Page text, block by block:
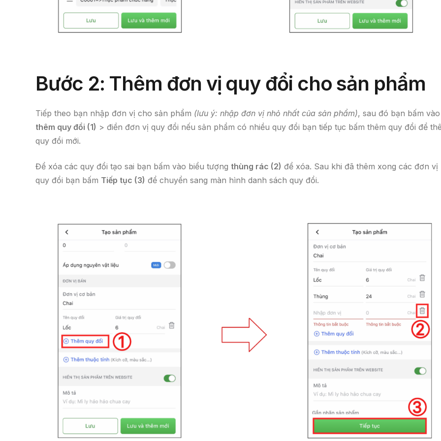
Bước 2: Thêm đơn vị quy đổi cho sản phẩm
Tiếp theo bạn nhập đơn vị cho sản phẩm (lưu ý: nhập đơn vị nhỏ nhất của sản phẩm), sau đó bạn bấm vào
thêm quy đổi (1) > điền đơn vị quy đổi nếu sản phẩm có nhiều quy đổi bạn tiếp tục bấm thêm quy đổi để
quy đổi mới.
Để xóa các quy đổi tạo sai bạn bấm vào biểu tượng thùng rác (2) để xóa. Sau khi đã thêm xong các đơn vị
quy đổi bạn bấm Tiếp tục (3) để chuyển sang màn hình danh sách quy đổi.